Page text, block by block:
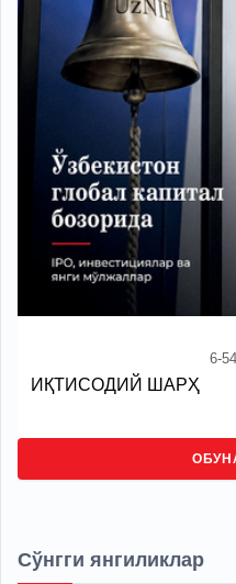
6-
ИҚТИСОДИЙ ШАРҲ
Сўнгги янгиликлар